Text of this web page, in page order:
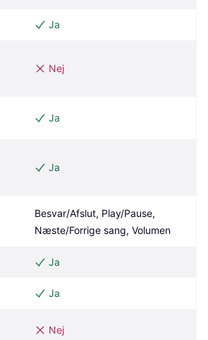
Ja
Nej
Ja
Ja
Besvar/Afslut, Play/Pause,
Næste/Forrige sang, Volumen
Ja
Ja
Nej